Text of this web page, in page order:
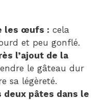
les œufs : cela
et peu gonflé.
l’ajout de la
le gâteau dur
sa légèreté.
deux pâtes dans le